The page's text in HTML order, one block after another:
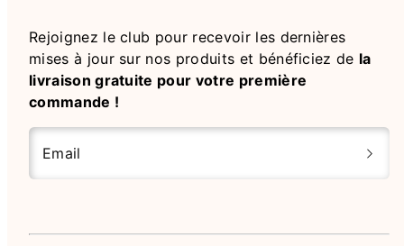
Rejoignez le club pour recevoir les dernières
mises à jour sur nos produits et bénéficiez de la
livraison gratuite pour votre première
commande !
Email